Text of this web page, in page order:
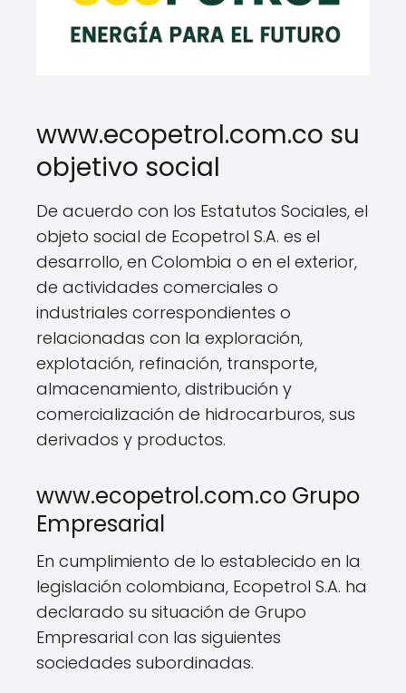
www.ecopetrol.com.co su
objetivo social
De acuerdo con los Estatutos Sociales, el
objeto social de Ecopetrol S.A. es el
desarrollo, en Colombia o en el exterior,
de actividades comerciales o
industriales correspondientes o
relacionadas con la exploración,
explotación, refinación, transporte,
almacenamiento, distribución y
comercialización de hidrocarburos, sus
derivados y productos.
www.ecopetrol.com.co Grupo
Empresarial
En cumplimiento de lo establecido en la
legislación colombiana, Ecopetrol S.A. ha
declarado su situación de Grupo
Empresarial con las siguientes
sociedades subordinadas.